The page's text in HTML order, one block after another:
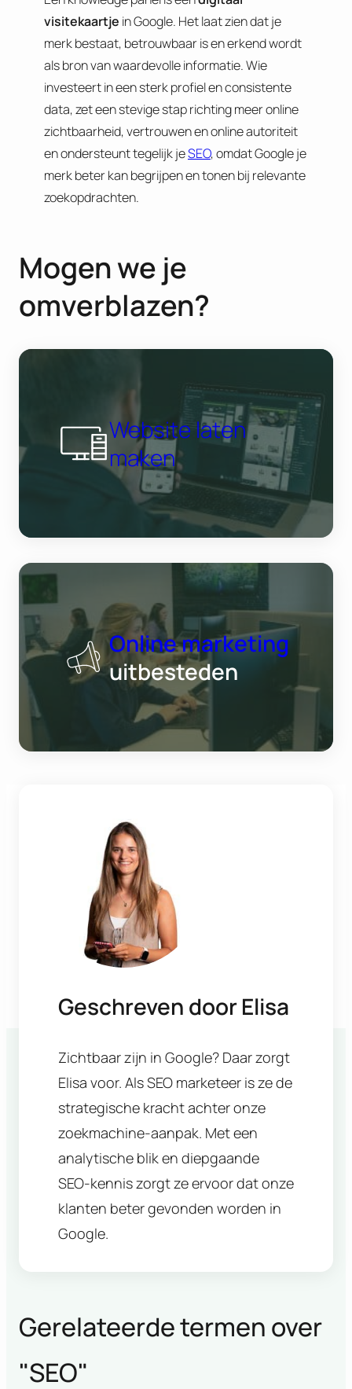
visitekaartje in Google. Het laat zien dat je
merk bestaat, betrouwbaar is en erkend wordt
als bron van waardevolle informatie. Wie
investeert in een sterk profiel en consistente
data, zet een stevige stap richting meer online
zichtbaarheid, vertrouwen en online autoriteit
en ondersteunt tegelijk jeSEO, omdat Google je
merk beter kan begrijpen en tonen bij relevante
zoekopdrachten.
Mogen we je
omverblazen?
Website laten
maken
Online marketing
uitbesteden
Geschreven doorElisa
Zichtbaar zijn in Google? Daar zorgt
Elisa voor. Als SEO marketeer is ze de
strategische kracht achter onze
zoekmachine-aanpak. Met een
analytische blik en diepgaande
SEO-kennis zorgt ze ervoor dat onze
klanten beter gevonden worden in
Google.
Gerelateerde termen over
"SEO"